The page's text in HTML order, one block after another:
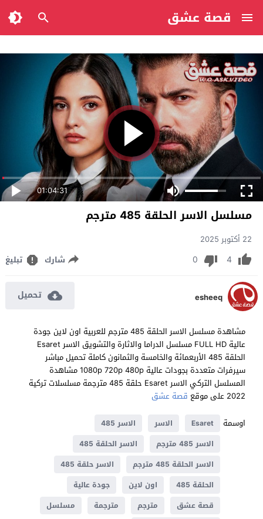
قصة عشق
01:04:31
مسلسل الاسر الحلقة 485 مترجم
22 أكتوبر 2025
4
0 شارك تبليغ
esheeq تحميل
مشاهدة مسلسل الاسر الحلقة 485 مترجم للعربية اون لاين جودة
عالية FULL HD مسلسل الدراما والاثارة والتشويق الاسر Esaret
الحلقة 485 الأربعمائة والخامسة والثمانون كاملة تحميل مباشر
سيرفرات متعددة بجودات عالية 1080p 720p 480p مشاهدة
المسلسل التركي الاسر Esaret حلقة 485 مترجمة مسلسلات تركية
2022 على موقع
قصة عشق
اوسمة
Esaret الاسر
الاسر 485
الاسر 485 مترجم
الاسر الحلقة 485
الاسر الحلقة 485 مترجم
الاسر حلقة 485
الحلقة 485
اون لاين
جودة عالية
قصة عشق
مترجم مترجمة
مسلسل